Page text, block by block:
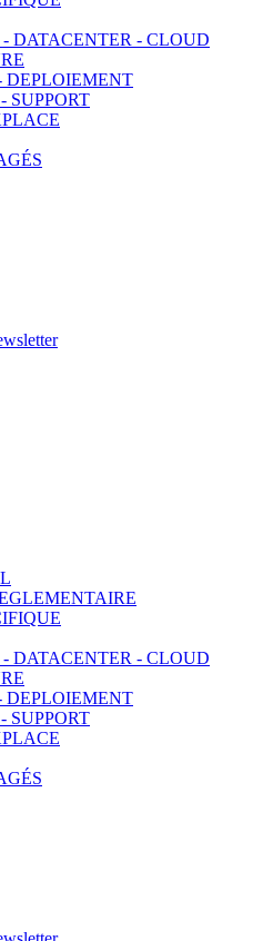
DATACENTER - CLOUD
SUPPORT
DATACENTER - CLOUD
SUPPORT